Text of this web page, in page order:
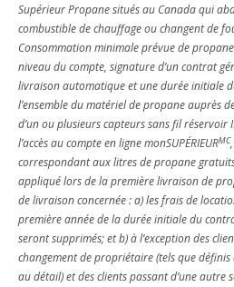
Supérieur Propane situés au Canada qui
combustible de chauffage ou changent de
Consommation minimale prévue de
niveau du compte, signature d’un contrat
livraison automatique et une durée initiale
l’ensemble du matériel de propane auprès
d’un ou plusieurs capteurs sans fil réservoir
l’accès au compte en ligne monSUPÉRIEURMC
correspondant aux litres de propane
appliqué lors de la première livraison de
de livraison concernée : a) les frais de
première année de la durée initiale du
seront supprimés; et b) à l’exception des
changement de propriétaire (tels que
au détail) et des clients passant d’une autre